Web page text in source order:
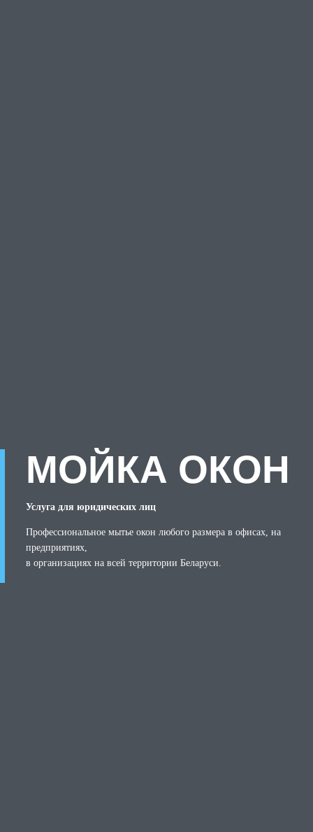
МОЙКА ОКОН
Услуга для юридических лиц
Профессиональное мытье окон любого размера в офисах, на
предприятиях,
в организациях на всей территории Беларуси.